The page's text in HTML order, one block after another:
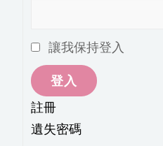
讓我保持登入
登入
註冊
遺失密碼